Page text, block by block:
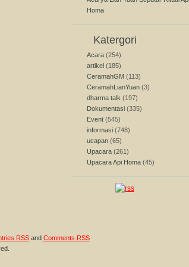
Homa
Katergori
Acara (254)
artikel (185)
CeramahGM (113)
CeramahLianYuan (3)
dharma talk (197)
Dokumentasi (335)
Event (545)
informasi (748)
ucapan (65)
Upacara (261)
Upacara Api Homa (45)
RSSand Comments RSS